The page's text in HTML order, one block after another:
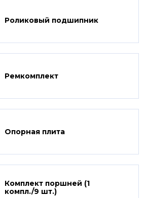
Роликовый подшипник
Ремкомплект
Опорная плита
Комплект поршней (1
компл./9 шт.)